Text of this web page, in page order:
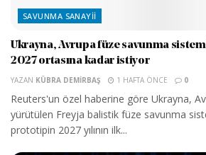
SAVUNMA SANAYII
Ukrayna, Avrupa füze savunma
2027 ortasına kadar istiyor
YAZAN KÜBRA DEMIRBAŞ 1 HAFTA ÖNCE 0
Reuters'un özel haberine göre Ukrayna,
yürütülen Freyja balistik füze savunma
prototipin 2027 yılının ilk...